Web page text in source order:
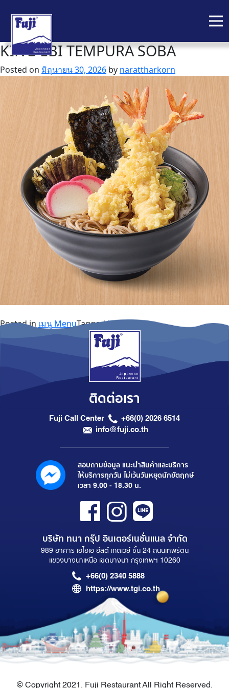
Skip
to
content
KING EBI TEMPURA SOBA
Posted on มิถุนายน 30, 2026 by narattharkorn
Posted in เมนู MenuTaggedNoodles
ติดต่อเรา
Fuji Call Center
+66(0) 2026 6514
info@fuji.co.th
สอบถามข้อมูล แนะนำสินค้าและบริการ
ให้บริการทุกวัน ไม่เว้นวันหยุดนักขัตฤกษ์
เวลา 9.00 - 18.30 น.
บริษัท ทนา กรุ๊ป อินเตอร์เนชั่นแนล จำกัด
989 อาคาร เอไอเอ อีสต์ เกตเวย์ ชั้น 24 ถนนเทพรัตน
แขวงบางนาเหนือ เขตบางนา กรุงเทพฯ 10260
+66(0) 2340 5888
https://www.tgi.co.th
© Copyright 2021. Fuji Restaurant All Right Reserved.